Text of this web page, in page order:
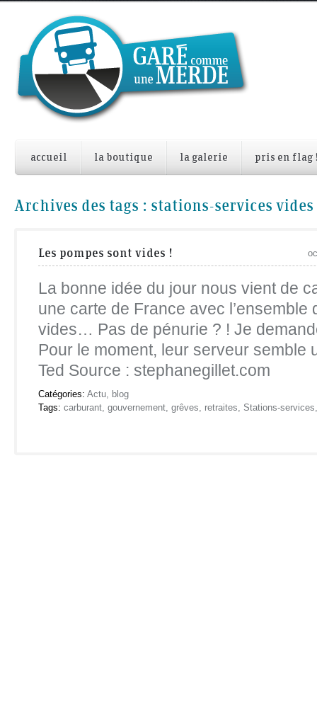
accueil la boutique la galerie pris en flag
Archives des tags : stations-services vides
Les pompes sont vides !
La bonne idée du jour nous vient de
une carte de France avec
vides… Pas de pénurie ? ! Je
Pour le moment, leur serveur
Ted Source : stephanegillet.com
Catégories: Actu, blog
Tags: carburant, gouvernement, grêves, retraites, Stations-services